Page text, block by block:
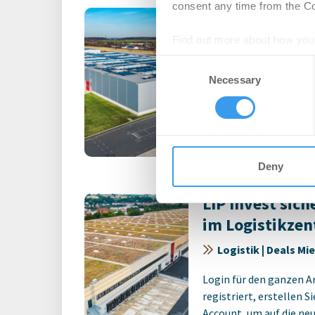
consent any time from the
We use cookies to
other information that
Consent
Selection
Necessary
Deny
LIP Invest
Hildesheim
Logistik | Deals
Login für den ganzen
registriert, erstellen
Account, um auf die
LIP Invest
im
Logistik | Deals
Login für den ganzen
registriert, erstellen